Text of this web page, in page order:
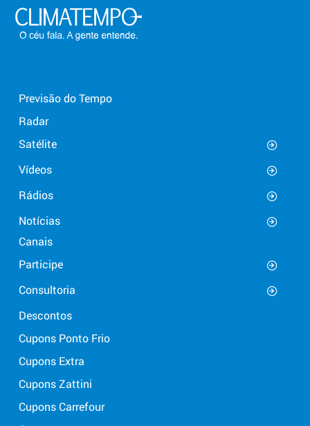
Previsão do Tempo
Radar
Satélite
Vídeos
Rádios
Notícias
Canais
Participe
Consultoria
Descontos
Cupons Ponto Frio
Cupons Extra
Cupons Zattini
Cupons Carrefour